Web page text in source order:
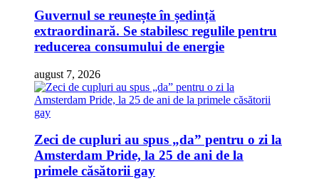
Guvernul se reunește în ședință
extraordinară. Se stabilesc regulile pentru
reducerea consumului de energie
august 7, 2026
Zeci de cupluri au spus „da” pentru o zi la
Amsterdam Pride, la 25 de ani de la
primele căsătorii gay